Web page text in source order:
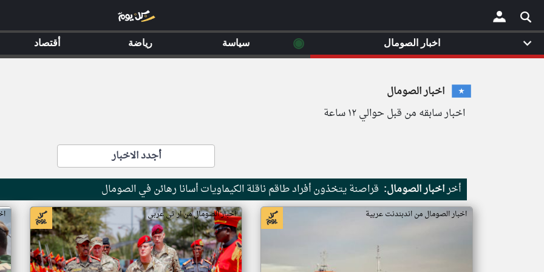
×
اخبار الصومال
اخبار سابقه من قبل حوالي ١٢ ساعة
أجدد الاخبار
أخراخبار الصومال: قراصنة يتخذون أفراد طاقم ناقلة الكيماويات أسانا رهائن في الصومال
اخبار الصومال من اندبندنت عربية اخبار الصومال من ار تي عربي
اخبار الصومال ◉ سياسة رياضة أقتصاد